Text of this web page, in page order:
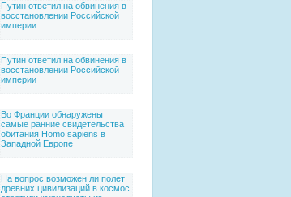
Путин ответил на обвинения в
восстановлении Российской
империи
Путин ответил на обвинения в
восстановлении Российской
империи
Во Франции обнаружены
самые ранние свидетельства
обитания Homo sapiens в
Западной Европе
На вопрос возможен ли полет
древних цивилизаций в космос,